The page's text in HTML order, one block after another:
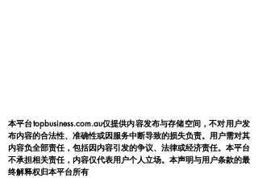
本平台topbusiness.com.au仅提供内容发布与存储空间，不对用户发
布内容的合法性、准确性或因服务中断导致的损失负责。用户需对其
内容负全部责任，包括因内容引发的争议、法律或经济责任。本平台
不承担相关责任，内容仅代表用户个人立场。本声明与用户条款的最
终解释权归本平台所有